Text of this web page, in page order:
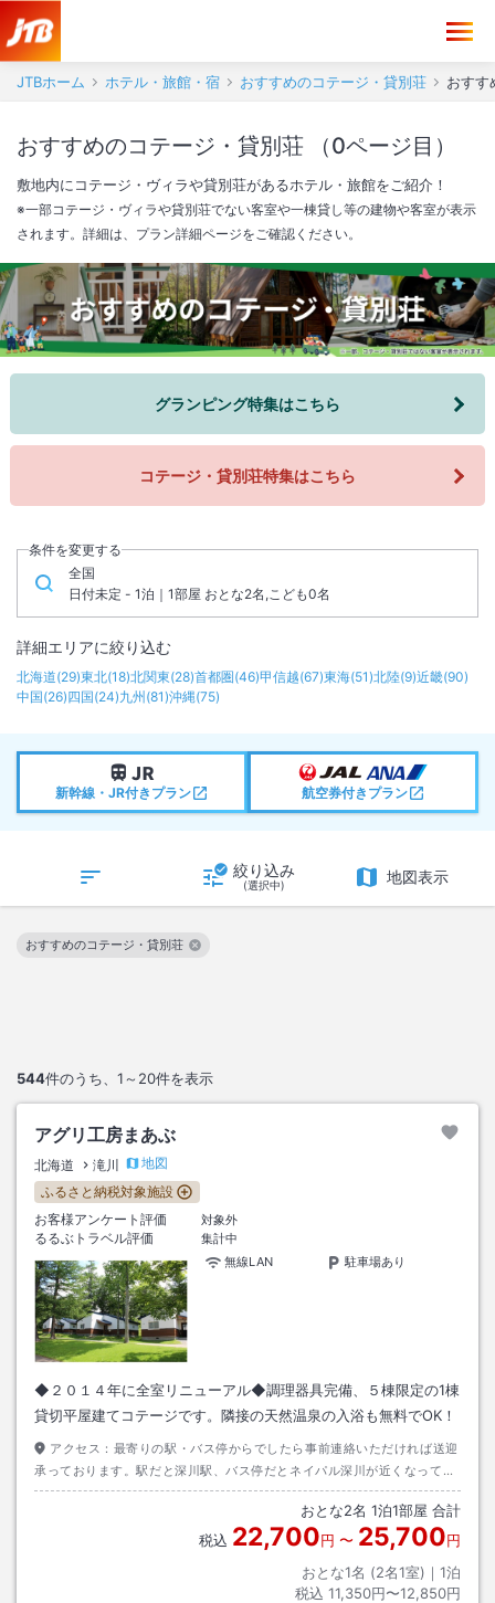
JTBホーム ホテル・旅館・宿 おすすめのコテージ・貸別荘 おすす
おすすめのコテージ・貸別荘 （0ページ目）
敷地内にコテージ・ヴィラや貸別荘があるホテル・旅館をご紹介！
※一部コテージ・ヴィラや貸別荘でない客室や一棟貸し等の建物や客室が表示
されます。詳細は、プラン詳細ページをご確認ください。
コテージ・貸別荘特集はこちら
グランピング特集はこちら
条件を変更する
全国
日付未定 - 1泊｜1部屋 おとな2名,こども0名
詳細エリアに絞り込む
北海道(29)東北(18)北関東(28)首都圏(46)甲信越(67)東海(51)北陸(9)近畿(90)
中国(26)四国(24)九州 (81)沖縄(75)
新幹線・JR付きプラン 航空券付きプラン
絞り込み
(選択中) 地図表示
544件のうち、 1～20件を表示
おすすめのコテージ・貸別荘
この絞り込み条件を解除
アグリ工房まあぶ
北海道 滝川
地図
ふるさと納税対象施設
お客様アンケート評価
対象外
るるぶトラベル評価
集計中
無線LAN
駐車場あり
◆２０１４年に全室リニューアル◆調理器具完備、５棟限定の1棟
貸切平屋建てコテージです。隣接の天然温泉の入浴も無料でOK！
アクセス： 最寄りの駅・バス停からでしたら事前連絡いただければ送迎
承っております。駅だと深川駅、バス停だとネイパル深川が近くなってお
ります。※送迎用の車が空いてない場合もありますのでお早めにご連絡く
おとな2名 1泊1部屋 合計
税込 22,700円 〜 25,700円
おとな1名 (2名1室)｜ 1泊
税込 11,350円〜12,850円